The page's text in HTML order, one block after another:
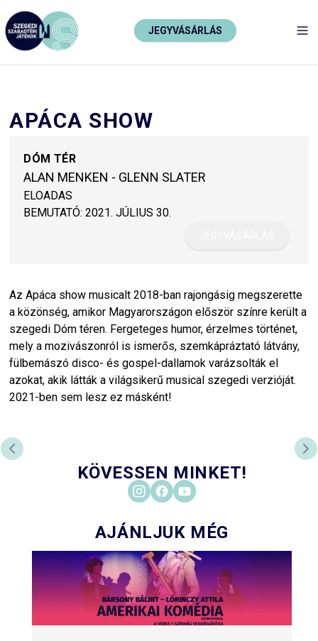
JEGYVÁSÁRLÁS
APÁCA SHOW
DÓM TÉR
ALAN MENKEN - GLENN SLATER
ELOADAS
BEMUTATÓ: 2021. JÚLIUS 30.
Az Apáca show musicalt 2018-ban rajongásig megszerette
a közönség, amikor Magyarországon először színre került a
szegedi Dóm téren. Fergeteges humor, érzelmes történet,
mely a mozivászonról is ismerős, szemkápráztató látvány,
fülbemászó disco- és gospel-dallamok varázsolták el
azokat, akik látták a világsikerű musical szegedi verzióját.
2021-ben sem lesz ez másként!
PREVIOUS SLIDE
KÖVESSEN MINKET!
AJÁNLJUK MÉG